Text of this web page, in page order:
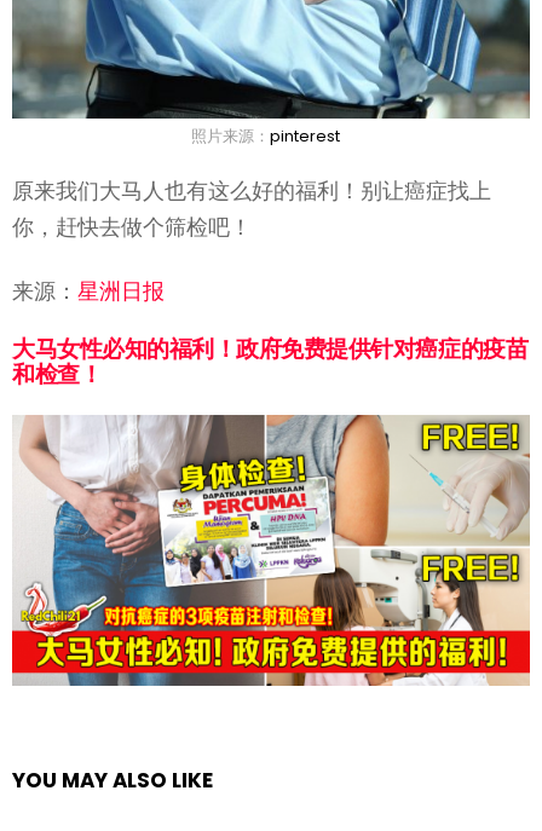
照片来源： pinterest
原来我们大马人也有这么好的福利！别让癌症找上
你，赶快去做个筛检吧！
来源： 星洲日报
大马女性必知的福利！政府免费提供针对癌症的疫苗
和检查！
YOU MAY ALSO LIKE